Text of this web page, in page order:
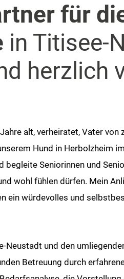
für
in Titisee-
herzlich
alt, verheiratet, Vater von
Hund in Herbolzheim
Seniorinnen und
wohl fühlen dürfen. Mein
ein würdevolles und
Neustadt und den
Betreuung durch